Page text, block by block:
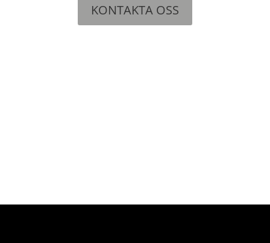
KONTAKTA OSS